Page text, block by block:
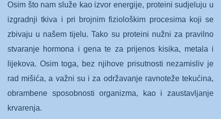
Osim što nam služe kao izvor energije, proteini sudjeluju u
izgradnji tkiva i pri brojnim fiziološkim procesima koji se
zbivaju u našem tijelu. Tako su proteini nužni za pravilno
stvaranje hormona i gena te za prijenos kisika, metala i
lijekova. Osim toga, bez njihove prisutnosti nezamisliv je
rad mišića, a važni su i za održavanje ravnoteže tekućina,
obrambene sposobnosti organizma, kao i zaustavljanje
krvarenja.